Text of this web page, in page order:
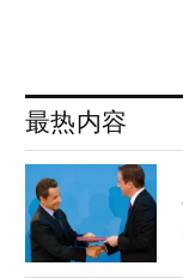
最热内容